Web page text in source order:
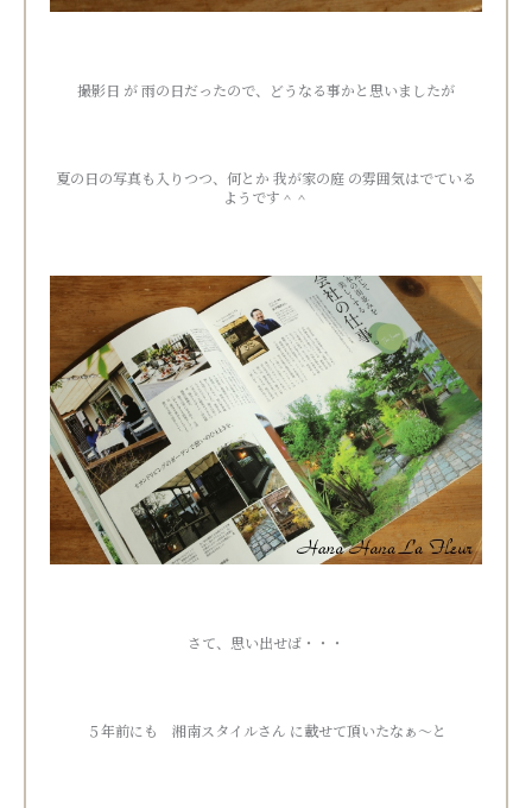
撮影日 が 雨の日だったので、どうなる事かと思いましたが
夏の日の写真も入りつつ、何とか 我が家の庭 の雰囲気はでている
ようです＾＾
さて、思い出せば・・・
５年前にも 湘南スタイルさん に載せて頂いたなぁ～と